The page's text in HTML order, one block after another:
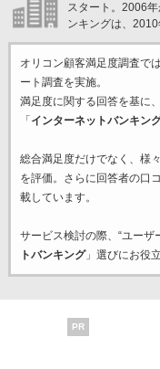
スタート。2006
ンキングは、2010
オリコン顧客満足度調査で
ート調査を実施。
満足度に関する回答を基に
「 インターネットバンキン
総合満足度だけでなく、様
を評価。さらに回答者の口
載しています。
サービス検討の際、“ユーザ
トバンキング」選びにお役
PR